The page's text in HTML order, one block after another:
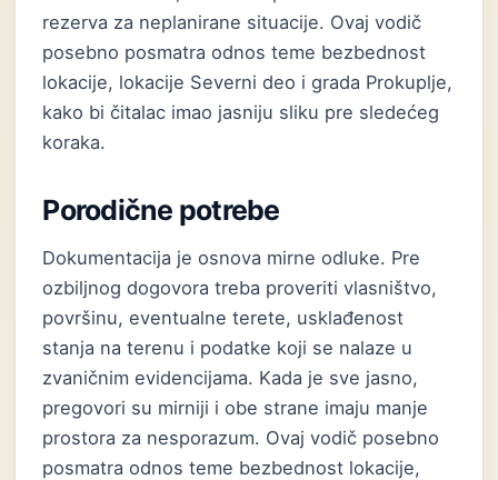
rezerva za neplanirane situacije. Ovaj vodič
posebno posmatra odnos teme bezbednost
lokacije, lokacije Severni deo i grada Prokuplje,
kako bi čitalac imao jasniju sliku pre sledećeg
koraka.
Porodične potrebe
Dokumentacija je osnova mirne odluke. Pre
ozbiljnog dogovora treba proveriti vlasništvo,
površinu, eventualne terete, usklađenost
stanja na terenu i podatke koji se nalaze u
zvaničnim evidencijama. Kada je sve jasno,
pregovori su mirniji i obe strane imaju manje
prostora za nesporazum. Ovaj vodič posebno
posmatra odnos teme bezbednost lokacije,